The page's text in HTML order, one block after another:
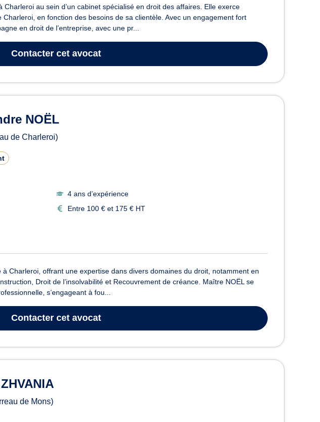
au sein d’un cabinet spécialisé en droit des affaires. Elle exerce
en fonction des besoins de sa clientèle. Avec un engagement fort
en droit de l’entreprise, avec une pr...
Contacter cet avocat
NOËL
de Charleroi)
4 ans d’expérience
Entre 100 € et 175 € HT
Charleroi, offrant une expertise dans divers domaines du droit, notamment en
Droit de l’insolvabilité et Recouvrement de créance. Maître NOËL se
s’engageant à fou...
Contacter cet avocat
de Mons)